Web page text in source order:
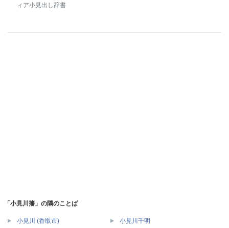
ィア小見出し辞書
「小見川藩」の隣のことば
小見川 (香取市) 小見川千明